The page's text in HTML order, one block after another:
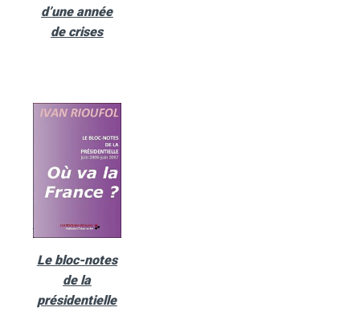
d’une année
de crises
Le bloc-notes
de la
présidentielle